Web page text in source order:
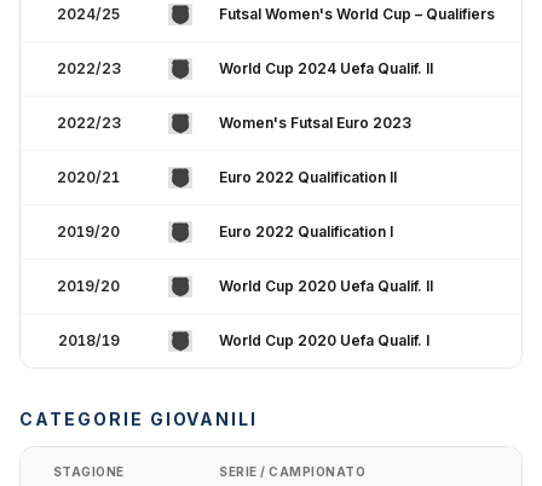
2024/25 Futsal Women's World Cup – Qualifiers
2022/23 World Cup 2024 Uefa Qualif. II
2022/23 Women's Futsal Euro 2023
2020/21 Euro 2022 Qualification II
2019/20 Euro 2022 Qualification I
2019/20 World Cup 2020 Uefa Qualif. II
2018/19 World Cup 2020 Uefa Qualif. I
CATEGORIE GIOVANILI
STAGIONE SERIE / CAMPIONATO